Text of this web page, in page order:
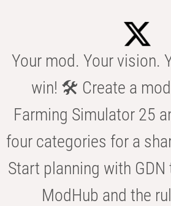
Your mod. Your vision.
win! 🛠️ Create a
Farming Simulator 25
four categories for a
Start planning with
ModHub and the